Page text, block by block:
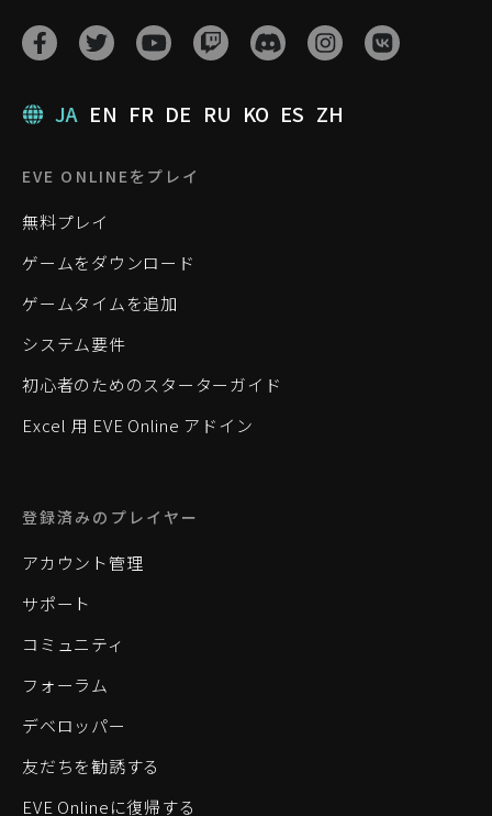
JA EN FR DE RU KO ES ZH
EVE ONLINEをプレイ
無料プレイ
ゲームをダウンロード
ゲームタイムを追加
システム要件
初心者のためのスターターガイド
Excel 用 EVE Online アドイン
登録済みのプレイヤー
アカウント管理
サポート
コミュニティ
フォーラム
デベロッパー
友だちを勧誘する
EVE Onlineに復帰する